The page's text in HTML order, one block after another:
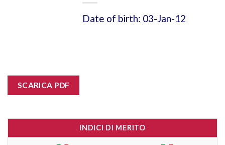
Date of birth: 03-Jan-12
SCARICA PDF
INDICI DI MERITO